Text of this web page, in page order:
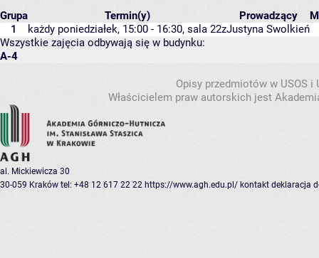
Grupa
Termin(y) Prowadzący
1
każdy poniedziałek, 15:00 - 16:30, sala 22zJustyna Swolkień
Wszystkie zajęcia odbywają się w budynku:
A-4
Opisy przedmiotów w USOS
Właścicielem praw autorskich jest
al. Mickiewicza 30
30-059 Kraków tel: +48 12 617 22 22 https://www.agh.edu.pl/ kontakt deklaracja